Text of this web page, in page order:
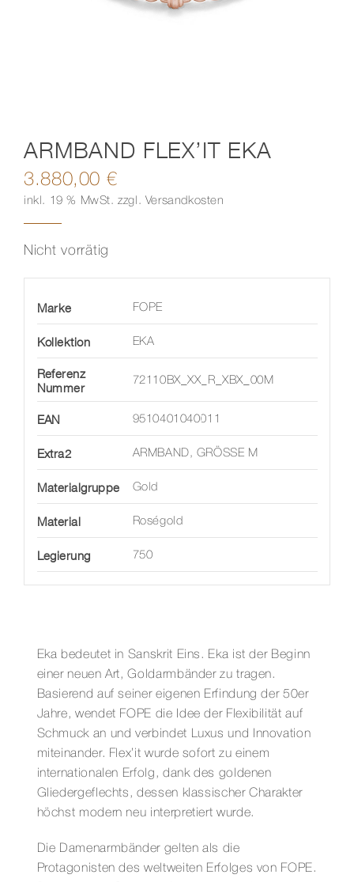
ARMBAND FLEX’IT EKA
3.880,00 €
inkl. 19 % MwSt. zzgl. Versandkosten
Nicht vorrätig
Marke FOPE
Kollektion EKA
Referenz
Nummer
72110BX_XX_R_XBX_00M
EAN 9510401040011
Extra2 ARMBAND, GRÖSSE M
Materialgruppe Gold
Material Roségold
Legierung 750
Eka bedeutet in Sanskrit Eins. Eka ist der Beginn
einer neuen Art, Goldarmbänder zu tragen.
Basierend auf seiner eigenen Erfindung der 50er
Jahre, wendet FOPE die Idee der Flexibilität auf
Schmuck an und verbindet Luxus und Innovation
miteinander. Flex’it wurde sofort zu einem
internationalen Erfolg, dank des goldenen
Gliedergeflechts, dessen klassischer Charakter
höchst modern neu interpretiert wurde.
Die Damenarmbänder gelten als die
Protagonisten des weltweiten Erfolges von FOPE.